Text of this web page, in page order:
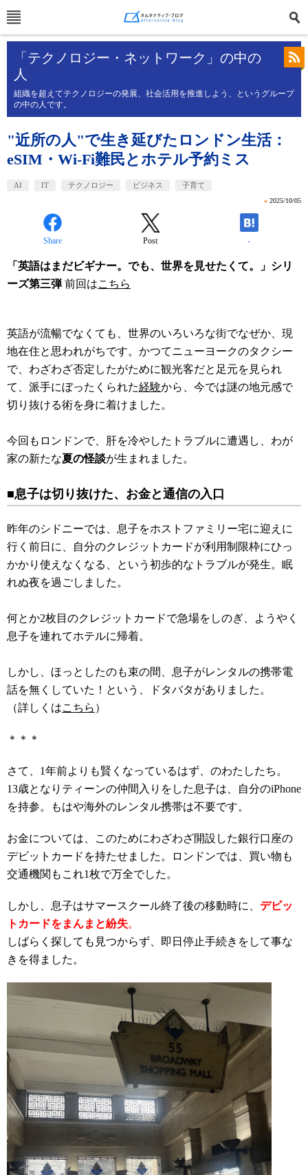
「テクノロジー・ネットワーク」の中の
人
組織を超えてテクノロジーの発展、社会活用を推進しよう、というグループ
の中の人です。
"近所の人"で生き延びたロンドン生活：
eSIM・Wi-Fi難民とホテル予約ミス
AI IT テクノロジー ビジネス 子育て
» 2025/10/05
Share Post -
「英語はまだビギナー。でも、世界を見せたくて。」シリ
ーズ第三弾 前回はこちら
英語が流暢でなくても、世界のいろいろな街でなぜか、現
地在住と思われがちです。かつてニューヨークのタクシー
で、わざわざ否定したがために観光客だと足元を見られ
て、派手にぼったくられた経験から、今では謎の地元感で
切り抜ける術を身に着けました。
今回もロンドンで、肝を冷やしたトラブルに遭遇し、わが
家の新たな夏の怪談が生まれました。
■息子は切り抜けた、お金と通信の入口
昨年のシドニーでは、息子をホストファミリー宅に迎えに
行く前日に、自分のクレジットカードが利用制限枠にひっ
かかり使えなくなる、という初歩的なトラブルが発生。眠
れぬ夜を過ごしました。
何とか2枚目のクレジットカードで急場をしのぎ、ようやく
息子を連れてホテルに帰着。
しかし、ほっとしたのも束の間、息子がレンタルの携帯電
話を無くしていた！という、ドタバタがありました。
（詳しくはこちら ）
＊＊＊
さて、1年前よりも賢くなっているはず、のわたしたち。
13歳となりティーンの仲間入りをした息子は、自分のiPhone
を持参。もはや海外のレンタル携帯は不要です。
お金については、このためにわざわざ開設した銀行口座の
デビットカードを持たせました。ロンドンでは、買い物も
交通機関もこれ1枚で万全でした。
しかし、息子はサマースクール終了後の移動時に、 デビッ
トカードをまんまと紛失。
しばらく探しても見つからず、即日停止手続きをして事な
きを得ました。